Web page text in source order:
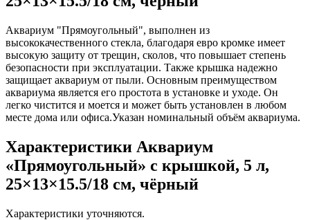
Аквариум "Прямоугольный", выполнен из
высококачественного стекла, благодаря евро кромке имеет
высокую защиту от трещин, сколов, что повышает степень
безопасности при эксплуатации. Также крышка надежно
защищает аквариум от пыли. Основным преимуществом
аквариума является его простота в установке и уходе. Он
легко чистится и моется и может быть установлен в любом
месте дома или офиса.Указан номинальный объём аквариума.
Характеристики Аквариум
«Прямоугольный» с крышкой, 5 л,
25×13×15.5/18 см, чёрный
Характеристики уточняются.